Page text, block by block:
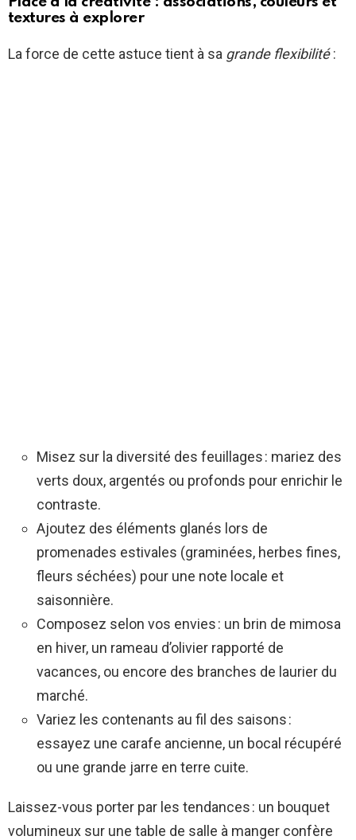
textures à explorer
La force de cette astuce tient à sa grande flexibilité:
Misez sur la diversité des feuillages : mariez des
verts doux, argentés ou profonds pour enrichir le
contraste.
Ajoutez des éléments glanés lors de
promenades estivales (graminées, herbes fines,
fleurs séchées) pour une note locale et
saisonnière.
Composez selon vos envies : un brin de mimosa
en hiver, un rameau d’olivier rapporté de
vacances, ou encore des branches de laurier du
marché.
Variez les contenants au fil des saisons :
essayez une carafe ancienne, un bocal récupéré
ou une grande jarre en terre cuite.
Laissez-vous porter par les tendances : un bouquet
volumineux sur une table de salle à manger confère